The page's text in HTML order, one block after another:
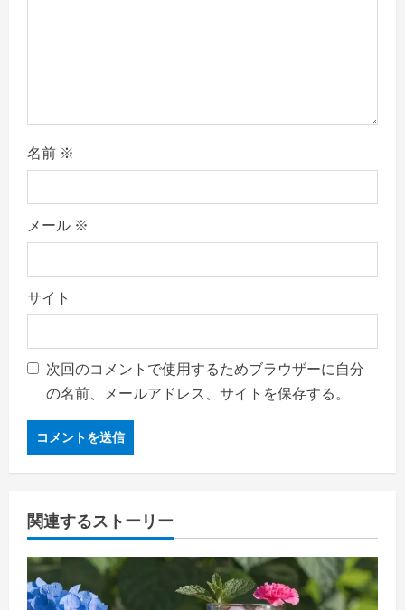
名前 ※
メール ※
サイト
次回のコメントで使用するためブラウザーに自分
の名前、メールアドレス、サイトを保存する。
関連するストーリー